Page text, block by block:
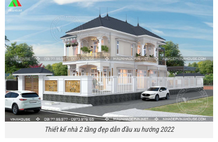
Thiết kế nhà 2 tầng đẹp dẫn đầu xu hướng 2022